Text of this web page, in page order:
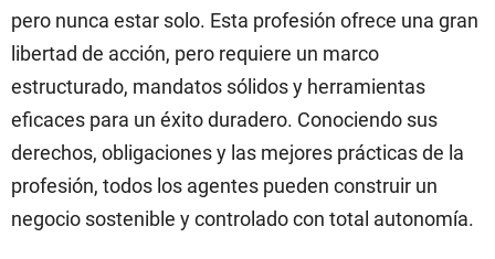
pero nunca estar solo. Esta profesión ofrece una gran
libertad de acción, pero requiere un marco
estructurado, mandatos sólidos y herramientas
eficaces para un éxito duradero. Conociendo sus
derechos, obligaciones y las mejores prácticas de la
profesión, todos los agentes pueden construir un
negocio sostenible y controlado con total autonomía.